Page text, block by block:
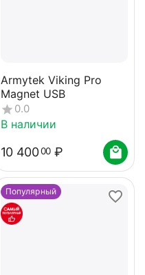
Armytek Viking Pro
Magnet USB
0.0
В наличии
10 40000 ₽
Популярный